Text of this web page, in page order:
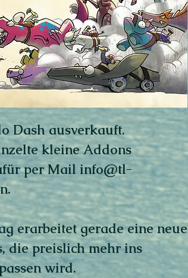
Dash ausverkauft.
kleine Addons
per Mail info@tl-
erarbeitet gerade eine neue
die preislich mehr ins
wird.